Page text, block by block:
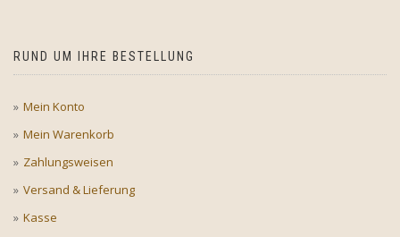
RUND UM IHRE BESTELLUNG
Mein Konto
Mein Warenkorb
Zahlungsweisen
Versand & Lieferung
Kasse